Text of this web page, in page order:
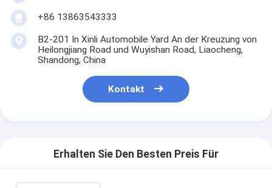
+86 13863543333
B2-201 In Xinli Automobile Yard An der Kreuzung von
Heilongjiang Road und Wuyishan Road, Liaocheng,
Shandong, China
Kontakt
Erhalten Sie Den Besten Preis Für